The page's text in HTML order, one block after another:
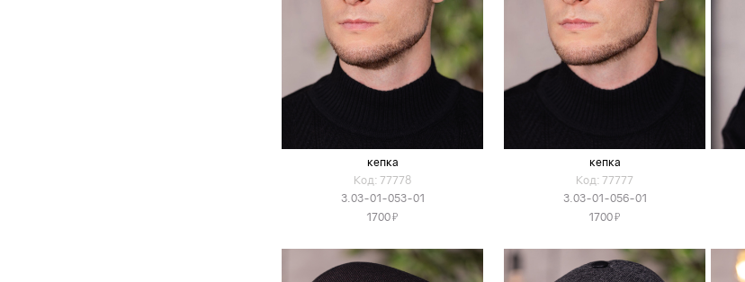
кепка
Код: 77778
3.03-01-053-01
1700Я
кепка
Код: 77777
3.03-01-056-01
1700Я